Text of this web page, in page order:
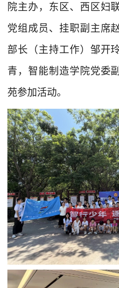
院主办，东区、西区妇
党组成员、挂职副主席
部长（主持工作）邹开
青，智能制造学院党委
苑参加活动。